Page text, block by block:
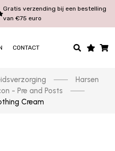
Gratis verzending bij een bestelling
van €75 euro
CONTACT
Harsen
- Pre and Posts
Cream